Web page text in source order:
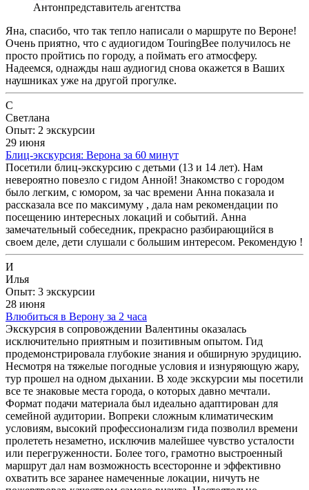
Антонпредставитель агентства
Яна, спасибо, что так тепло написали о маршруте по Вероне!
Очень приятно, что с аудиогидом TouringBee получилось не
просто пройтись по городу, а поймать его атмосферу.
Надеемся, однажды наш аудиогид снова окажется в Ваших
наушниках уже на другой прогулке.
С
Светлана
Опыт: 2 экскурсии
29 июня
Блиц-экскурсия: Верона за 60 минут
Посетили блиц-экскурсию с детьми (13 и 14 лет). Нам
невероятно повезло с гидом Анной! Знакомство с городом
было легким, с юмором, за час времени Анна показала и
рассказала все по максимуму , дала нам рекомендации по
посещению интересных локаций и событий. Анна
замечательный собеседник, прекрасно разбирающийся в
своем деле, дети слушали с большим интересом. Рекомендую !
И
Илья
Опыт: 3 экскурсии
28 июня
Влюбиться в Верону за 2 часа
Экскурсия в сопровождении Валентины оказалась
исключительно приятным и позитивным опытом. Гид
продемонстрировала глубокие знания и обширную эрудицию.
Несмотря на тяжелые погодные условия и изнуряющую жару,
тур прошел на одном дыхании. В ходе экскурсии мы посетили
все те знаковые места города, о которых давно мечтали.
Формат подачи материала был идеально адаптирован для
семейной аудитории. Вопреки сложным климатическим
условиям, высокий профессионализм гида позволил времени
пролететь незаметно, исключив малейшее чувство усталости
или перегруженности. Более того, грамотно выстроенный
маршрут дал нам возможность всесторонне и эффективно
охватить все заранее намеченные локации, ничуть не